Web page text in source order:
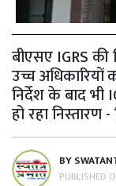
बीएसए IGRS की
उच्च
निर्देश के बाद भी
हो रहा निस्तारण
BY
PUBLISHED